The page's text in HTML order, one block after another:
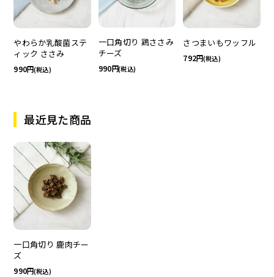
やわらか乳酸菌ステ
ィック ささみ
990 (税込)
一口角切り 鶏ささみ
チーズ
990 (税込)
さつまいもワッフル
792 (税込)
最近見た商品
一口角切り 鹿肉チー
ズ
990 (税込)